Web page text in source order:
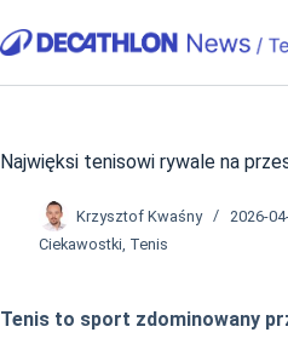
do
Najwięksi tenisowi rywale na
Krzysztof Kwaśny
2026-
Ciekawostki, Tenis
Tenis to sport zdominowany